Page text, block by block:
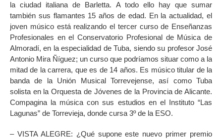
la ciudad italiana de Barletta. A todo ello hay que sumar
también sus flamantes 15 años de edad. En la actualidad, el
joven músico está realizando el tercer curso de Enseñanzas
Profesionales en el Conservatorio Profesional de Música de
Almoradí, en la especialidad de Tuba, siendo su profesor José
Antonio Mira Ñíguez; un curso que podríamos situar como a la
mitad de la carrera, que es de 14 años. Es músico titular de la
banda de la Unión Musical Torrevejense, así como Tuba
solista en la Orquesta de Jóvenes de la Provincia de Alicante.
Compagina la música con sus estudios en el Instituto “Las
Lagunas” de Torrevieja, donde cursa 3º de la ESO.
– VISTA ALEGRE: ¿Qué supone este nuevo primer premio